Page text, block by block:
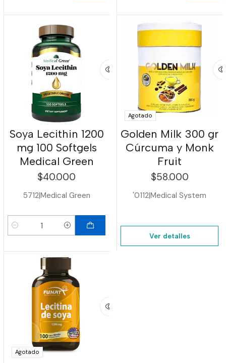
Soya Lecithin 1200
mg 100 Softgels
Medical Green
$40.000
5712|Medical Green
Cantidad
Agotado
Golden Milk 300 gr
Cúrcuma y Monk
Fruit
$58.000
'0112|Medical System
Ver detalles
Agotado